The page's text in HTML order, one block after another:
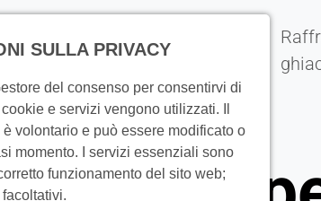
SULLA PRIVACY
del consenso per consentirvi di
e servizi vengono utilizzati. Il
volontario e può essere modificato o
momento. I servizi essenziali sono
funzionamento del sito web;